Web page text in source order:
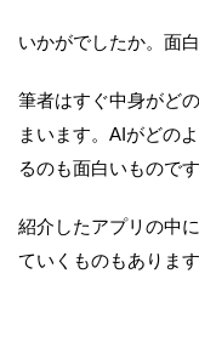
いかがでしたか。面
筆者はすぐ中身がど
まいます。AIがどの
るのも面白いものです
紹介したアプリの中
ていくものもありま